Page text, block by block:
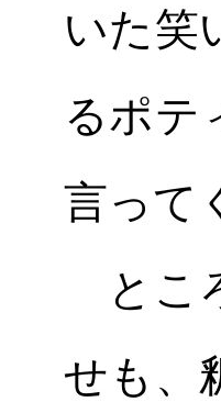
いた笑
るポテ
言って
とこ
せも、